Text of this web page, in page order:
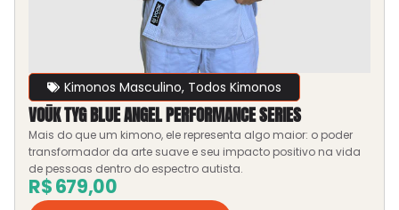
Kimonos Masculino, Todos Kimonos
VOŪK TYG BLUE ANGEL PERFORMANCE SERIES
Mais do que um kimono, ele representa algo maior: o poder
transformador da arte suave e seu impacto positivo na vida
de pessoas dentro do espectro autista.
R$679,00